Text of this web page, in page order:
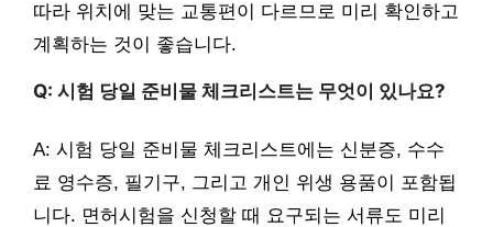
따라 위치에 맞는 교통편이 다르므로 미리 확인하고
계획하는 것이 좋습니다.
Q: 시험 당일 준비물 체크리스트는 무엇이 있나요?
A: 시험 당일 준비물 체크리스트에는 신분증, 수수
료 영수증, 필기구, 그리고 개인 위생 용품이 포함됩
니다. 면허시험을 신청할 때 요구되는 서류도 미리